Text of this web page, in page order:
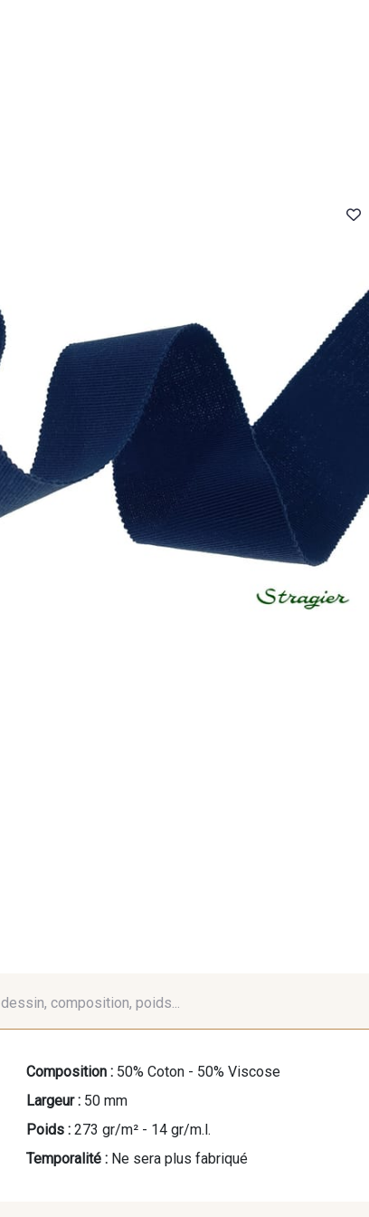
composition, poids...
Composition : 50% Coton - 50% Viscose
Largeur : 50 mm
Poids : 273 gr/m² - 14 gr/m.l.
Temporalité : Ne sera plus fabriqué